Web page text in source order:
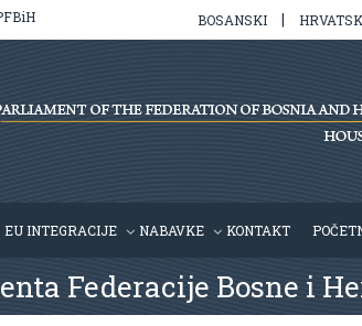
BOSANSKI |
EU INTEGRACIJE NABAVKE KONTAKT
Federacije Bosne i